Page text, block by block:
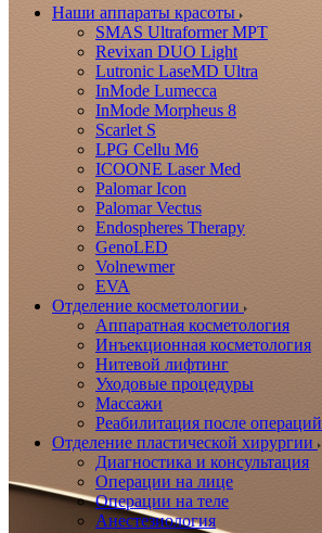
Наши аппараты красоты
SMAS Ultraformer MPT
Revixan DUO Light
Lutronic LaseMD Ultra
InMode Lumecca
InMode Morpheus 8
Scarlet S
LPG Cellu M6
ICOONE Laser Med
Palomar Icon
Palomar Vectus
Endospheres Therapy
GenoLED
Volnewmer
EVA
Отделение косметологии
Аппаратная косметология
Инъекционная косметология
Нитевой лифтинг
Уходовые процедуры
Массажи
Реабилитация после операций
Отделение пластической хирургии
Диагностика и консультация
Операции на лице
Операции на теле
Анестезиология